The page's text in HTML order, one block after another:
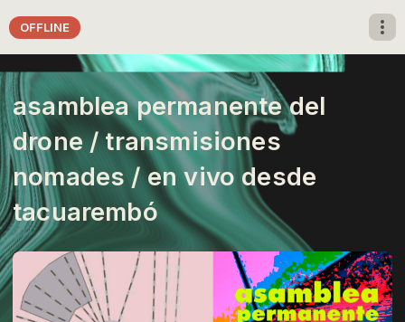
OFFLINE
asamblea permanente del
drone / transmisiones
nomades / en vivo desde
tacuarembó